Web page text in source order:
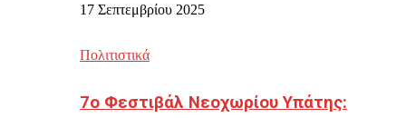
17 Σεπτεμβρίου 2025
Πολιτιστικά
7ο Φεστιβάλ Νεοχωρίου Υπάτης: